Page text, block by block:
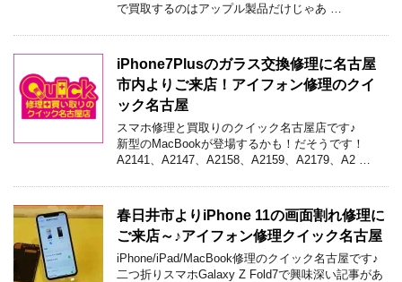
で買取するのはアップル製品だけじゃあ …
iPhone7Plusのガラス交換修理に名古屋
市内よりご来店！アイフォン修理のクイ
ック名古屋
スマホ修理と買取りのクイック名古屋店です♪
新型のMacBookが登場するかも！だそうです！
A2141、A2147、A2158、A2159、A2179、A2 …
春日井市よりiPhone 11の画面割れ修理に
ご来店～♪アイフォン修理クイック名古屋
iPhone/iPad/MacBook修理のクイック名古屋です♪
二つ折りスマホGalaxy Z Fold7で興味深い記事があ